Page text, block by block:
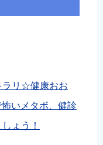
リ☆健康おお
いメタボ、健診
ょう！